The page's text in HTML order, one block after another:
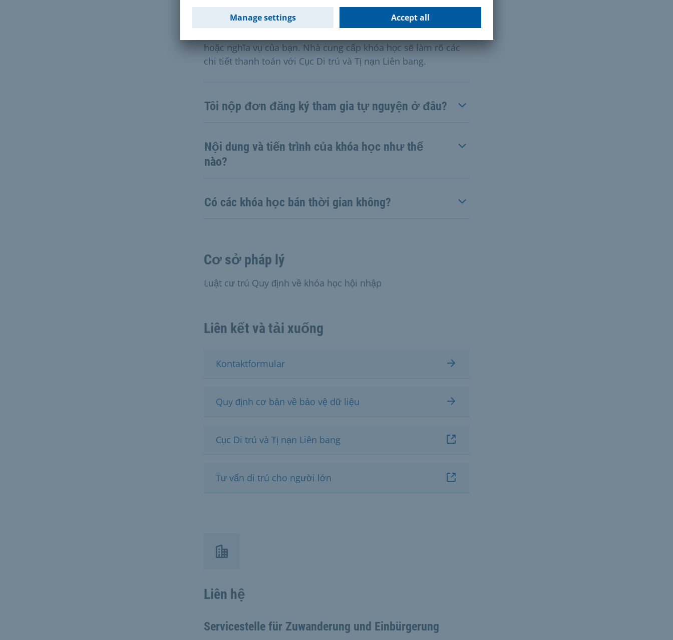
Quốc tịch.
Ngay khi bạn tìm được nhà cung cấp có khóa học hội nhập
hoặc nghĩa vụ của bạn. Nhà cung cấp khóa học sẽ làm rõ các
chi tiết thanh toán với Cục Di trú và Tị nạn Liên bang.
Tôi nộp đơn đăng ký tham gia tự nguyện ở đâu?
Nội dung và tiến trình của khóa học như thế
nào?
Có các khóa học bán thời gian không?
Cơ sở pháp lý
Luật cư trú Quy định về khóa học hội nhập
Liên kết và tải xuống
Kontaktformular
Quy định cơ bản về bảo vệ dữ liệu
Cục Di trú và Tị nạn Liên bang
Tư vấn di trú cho người lớn
Liên hệ
Servicestelle für Zuwanderung und Einbürgerung